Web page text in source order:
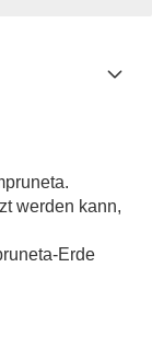
werden kann,
Erde